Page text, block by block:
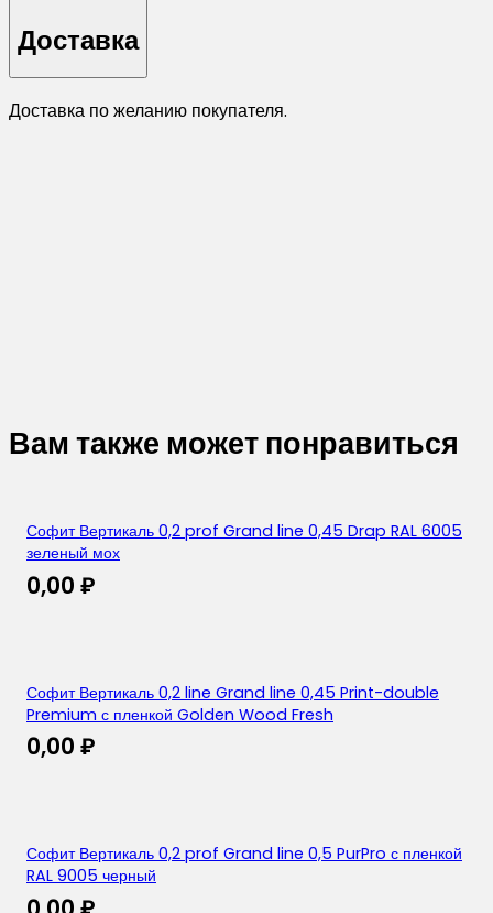
Доставка
Доставка по желанию покупателя.
Вам также может понравиться
Софит Вертикаль 0,2 prof Grand line 0,45 Drap RAL 6005
зеленый мох
0,00 ₽
Софит Вертикаль 0,2 line Grand line 0,45 Print-double
Premium с пленкой Golden Wood Fresh
0,00 ₽
Софит Вертикаль 0,2 prof Grand line 0,5 PurPro с пленкой
RAL 9005 черный